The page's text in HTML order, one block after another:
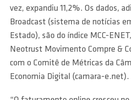
vez, expandiu 11,2%. Os dados,
Broadcast (sistema de notícias
Estado), são do índice MCC-
Neotrust Movimento Compre &
com o Comitê de Métricas da
Economia Digital (camara-e.net).